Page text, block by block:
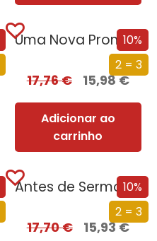
10%
2 = 3
Uma Nova Promessa
17,76€ 15,98€
Adicionar ao
carrinho
10%
2 = 3
Antes de Sermos Vossos
17,70€ 15,93€